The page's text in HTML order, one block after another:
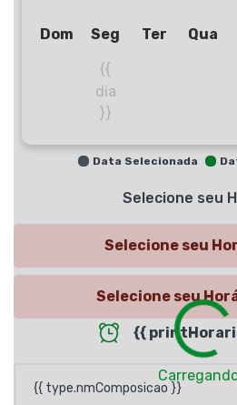
Loading...
Dom Seg Ter Qua
{{
dia
}}
Data Selecionada
Selecione seu
Selecione seu
Selecione seu
{{